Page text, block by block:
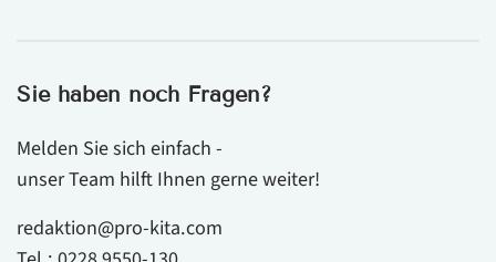
Sie haben noch Fragen?
Melden Sie sich einfach -
unser Team hilft Ihnen gerne weiter!
redaktion@pro-kita.com